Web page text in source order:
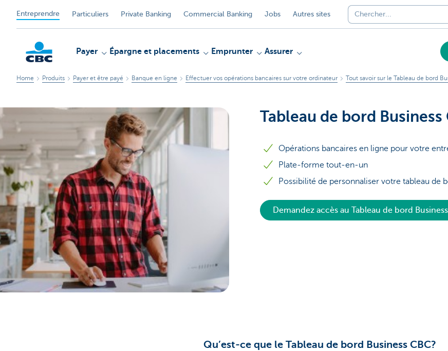
Entreprendre Particuliers Private Banking Commercial Banking Jobs Autres sites
KBC
Entrepreneurs
Payer Épargne et placements Emprunter Assurer
Home Produits Payer et être payé Banque en ligne Effectuer vos opérations bancaires sur votre ordinateur Tout savoir sur le Tableau de bord
Tableau de bord Business
Opérations bancaires en ligne pour votre
Plate-forme tout-en-un
Possibilité de personnaliser votre tableau de
Demandez accès au Tableau de bord
Qu’est-ce que le Tableau de bord Business CBC?